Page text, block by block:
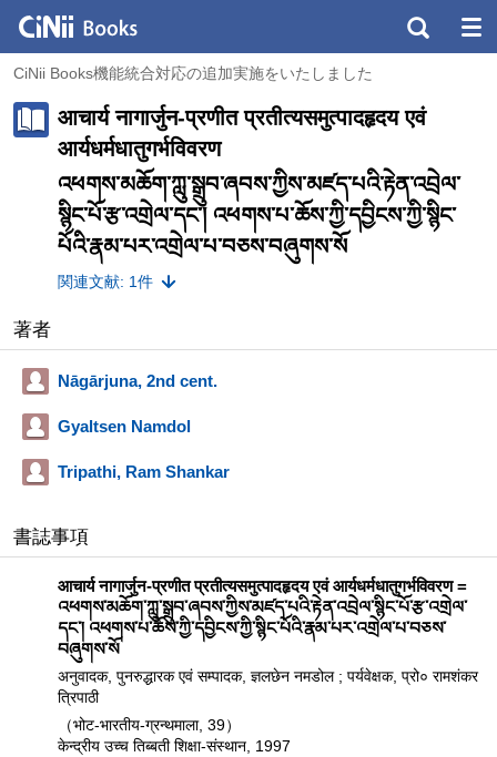
CiNii Books機能統合対応の追加実施をいたしました
आचार्य नागार्जुन-प्रणीत प्रतीत्यसमुत्पादहृदय एवं
आर्यधर्मधातुगर्भविवरण
འཕགས་མཆོག་ཀླུ་སྒྲུབ་ཞབས་ཀྱིས་མཛད་པའི་རྟེན་འབྲེལ་
སྙིང་པོ་རྩ་འགྲེལ་དང་། འཕགས་པ་ཆོས་ཀྱི་དབྱིངས་ཀྱི་སྙིང་
པོའི་རྣམ་པར་འགྲེལ་པ་བཅས་བཞུགས་སོ
関連文献: 1件
著者
Nāgārjuna, 2nd cent.
Gyaltsen Namdol
Tripathi, Ram Shankar
書誌事項
आचार्य नागार्जुन-प्रणीत प्रतीत्यसमुत्पादहृदय एवं आर्यधर्मधातुगर्भविवरण =
འཕགས་མཆོག་ཀླུ་སྒྲུབ་ཞབས་ཀྱིས་མཛད་པའི་རྟེན་འབྲེལ་སྙིང་པོ་རྩ་འགྲེལ་
དང་། འཕགས་པ་ཆོས་ཀྱི་དབྱིངས་ཀྱི་སྙིང་པོའི་རྣམ་པར་འགྲེལ་པ་བཅས་
བཞུགས་སོ
अनुवादक, पुनरुद्धारक एवं सम्पादक, ज्ञलछेन नमडोल ; पर्यवेक्षक, प्रो० रामशंकर
त्रिपाठी
（भोट-भारतीय-ग्रन्थमाला, 39）
केन्द्रीय उच्च तिब्बती शिक्षा-संस्थान, 1997